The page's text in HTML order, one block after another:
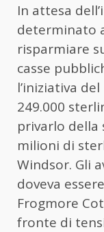
In attesa
determinato
risparmiare
casse
l’iniziativa
249.000
privarlo della
milioni di
Windsor. Gli
doveva
Frogmore
fronte di